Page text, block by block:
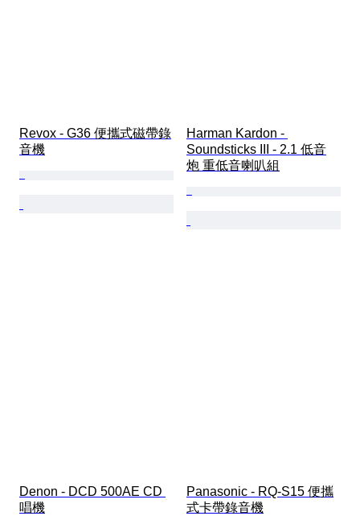
Revox - G36 便攜式磁帶錄
音機
Harman Kardon -
Soundsticks III - 2.1 低音
炮 重低音喇叭組
Denon - DCD 500AE CD
唱機
Panasonic - RQ-S15 便攜
式卡帶錄音機